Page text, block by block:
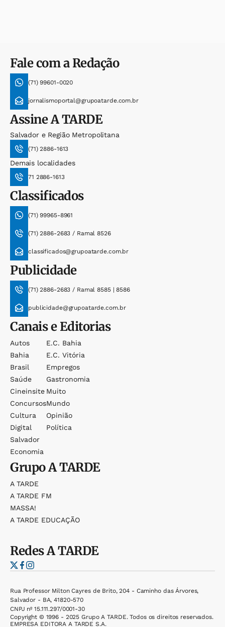
Fale com a Redação
(71) 99601-0020
jornalismoportal@grupoatarde.com.br
AssineA TARDE
Salvador e Região Metropolitana
(71) 2886-1613
Demais localidades
71 2886-1613
Classificados
(71) 99965-8961
(71) 2886-2683 / Ramal 8526
classificados@grupoatarde.com.br
Publicidade
(71) 2886-2683 / Ramal 8585 | 8586
publicidade@grupoatarde.com.br
Canais e Editorias
Autos
Bahia
Brasil
Saúde
Cineinsite
Concursos
Cultura
Digital
Salvador
Economia
E.c. Bahia
E.c. Vitória
Empregos
Gastronomia
Muito
Mundo
Opinião
Política
GrupoA TARDE
A TARDE
A TARDE FM
MASSA!
A TARDE EDUCAÇÃO
RedesA TARDE
Rua Professor Milton Cayres de Brito, 204 - Caminho das Árvores,
Salvador - BA, 41820-570
CNPJ nº 15.111.297/0001-30
Copyright © 1996 - 2025 Grupo A TARDE. Todos os direitos reservados.
EMPRESA EDITORA A TARDE S.A.